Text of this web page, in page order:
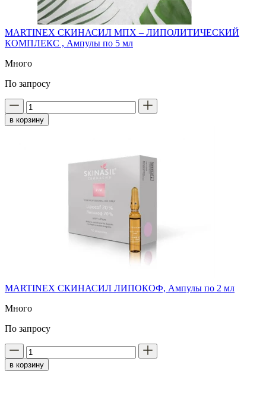
MARTINEX СКИНАСИЛ MПX – ЛИПОЛИТИЧЕСКИЙ
КОМПЛЕКС , Ампулы по 5 мл
Много
По запросу
в корзину
MARTINEX СКИНАСИЛ ЛИПОКОФ, Ампулы по 2 мл
Много
По запросу
в корзину